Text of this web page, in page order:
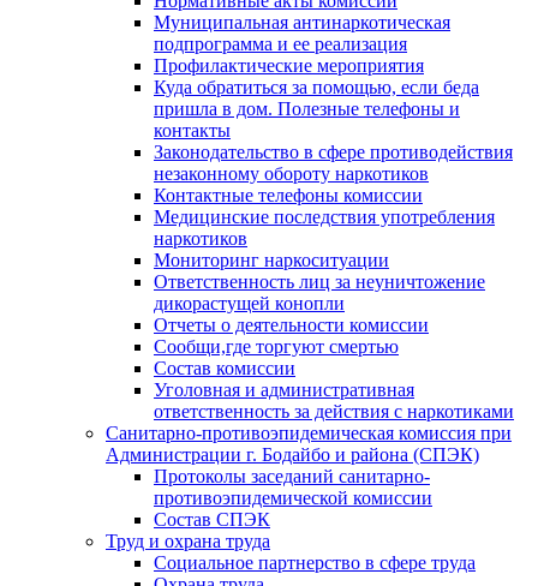
Муниципальная антинаркотическая
подпрограмма и ее реализация
Профилактические мероприятия
Куда обратиться за помощью, если беда
пришла в дом. Полезные телефоны и
контакты
Законодательство в сфере противодействия
незаконному обороту наркотиков
Контактные телефоны комиссии
Медицинские последствия употребления
наркотиков
Мониторинг наркоситуации
Ответственность лиц за неуничтожение
дикорастущей конопли
Отчеты о деятельности комиссии
Сообщи,где торгуют смертью
Состав комиссии
Уголовная и административная
ответственность за действия с наркотиками
Санитарно-противоэпидемическая комиссия при
Администрации г. Бодайбо и района (СПЭК)
Протоколы заседаний санитарно-
противоэпидемической комиссии
Состав СПЭК
Труд и охрана труда
Социальное партнерство в сфере труда